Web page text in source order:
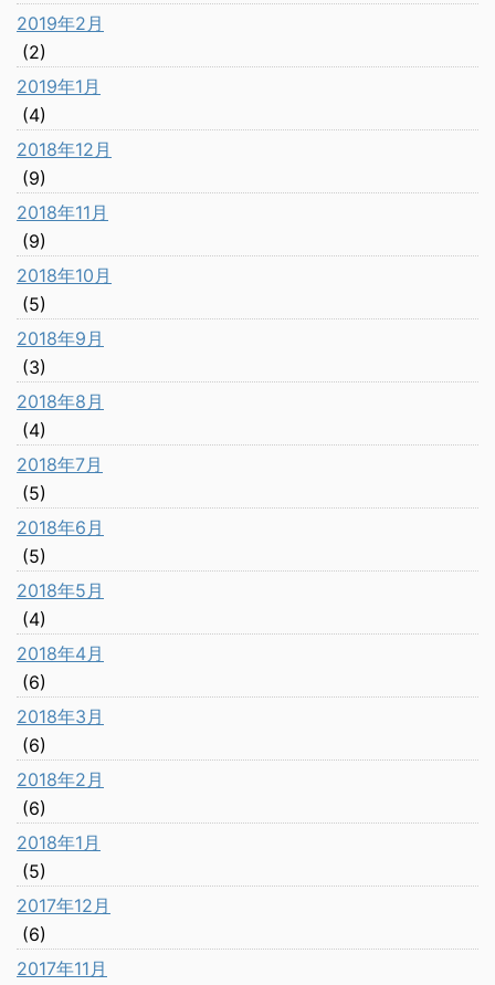
2019年2月
(2)
2019年1月
(4)
2018年12月
(9)
2018年11月
(9)
2018年10月
(5)
2018年9月
(3)
2018年8月
(4)
2018年7月
(5)
2018年6月
(5)
2018年5月
(4)
2018年4月
(6)
2018年3月
(6)
2018年2月
(6)
2018年1月
(5)
2017年12月
(6)
2017年11月